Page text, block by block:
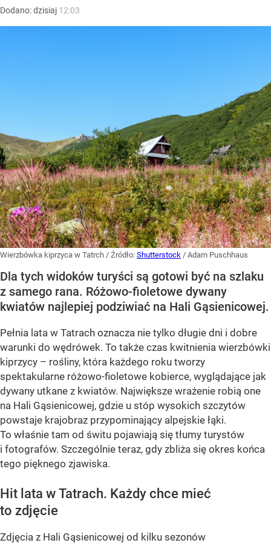
Dodano:dzisiaj 12:03
Wierzbówka kiprzyca w Tatrch / Źródło: Shutterstock / Adam Puschhaus
Dla tych widoków turyści są gotowi być na szlaku
z samego rana. Różowo-fioletowe dywany
kwiatów najlepiej podziwiać na Hali Gąsienicowej.
Pełnia lata w Tatrach oznacza nie tylko długie dni i dobre
warunki do wędrówek. To także czas kwitnienia wierzbówki
kiprzycy – rośliny, która każdego roku tworzy
spektakularne różowo-fioletowe kobierce, wyglądające jak
dywany utkane z kwiatów. Największe wrażenie robią one
na Hali Gąsienicowej, gdzie u stóp wysokich szczytów
powstaje krajobraz przypominający alpejskie łąki.
To właśnie tam od świtu pojawiają się tłumy turystów
i fotografów. Szczególnie teraz, gdy zbliża się okres końca
tego pięknego zjawiska.
Hit lata w Tatrach. Każdy chce mieć
to zdjęcie
Zdjęcia z Hali Gąsienicowej od kilku sezonów